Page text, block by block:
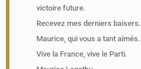
victoire future.
Recevez mes derniers baisers.
Maurice, qui vous a tant aimés.
Vive la France, vive le Parti.